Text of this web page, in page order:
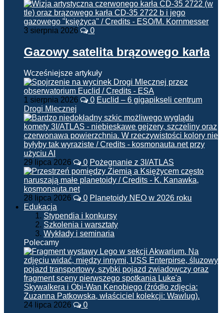
3 sierpnia 2026 0
Gazowy satelita brązowego karła
Wcześniejsze artykuły
1 sierpnia 2026 0 Euclid – 6 gigapikseli centrum
Drogi Mlecznej
29 lipca 2026 0 Pożegnanie z 3I/ATLAS
28 lipca 2026 0 Planetoidy NEO w 2026 roku
Edukacja
Stypendia i konkursy
Szkolenia i warsztaty
Wykłady i seminaria
Polecamy
24 lipca 2026 0